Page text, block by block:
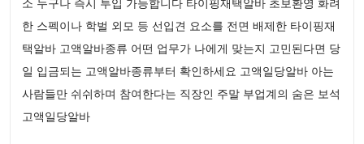
소 누구나 즉시 투입 가능합니다 타이핑재택알바 초보환영 화려
한 스펙이나 학벌 외모 등 선입견 요소를 전면 배제한 타이핑재
택알바 고액알바종류 어떤 업무가 나에게 맞는지 고민된다면 당
일 입금되는 고액알바종류부터 확인하세요 고액일당알바 아는
사람들만 쉬쉬하며 참여한다는 직장인 주말 부업계의 숨은 보석
고액일당알바